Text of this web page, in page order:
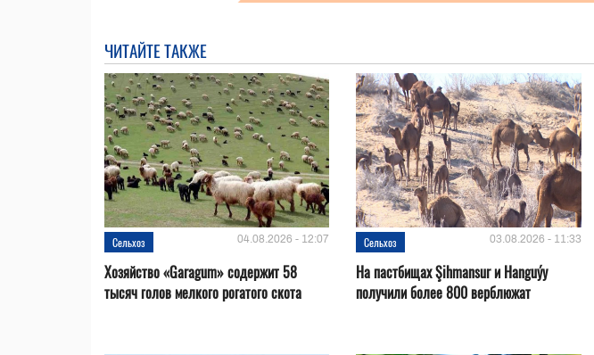
ЧИТАЙТЕ ТАКЖЕ
Сельхоз 04.08.2026 - 12:07
Хозяйство «Garagum» содержит 58
тысяч голов мелкого рогатого скота
Сельхоз 03.08.2026 - 11:33
На пастбищах Şihmansur и Hanguýy
получили более 800 верблюжат